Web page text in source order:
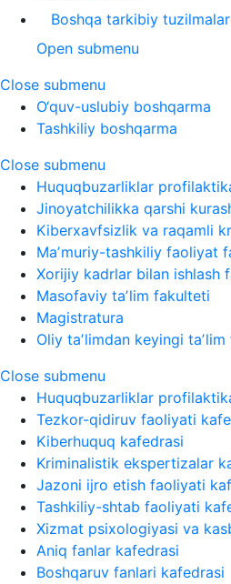
Boshqa tarkibiy tuzilmalar
Open submenu
Close submenu
O‘quv-uslubiy boshqarma
Tashkiliy boshqarma
Close submenu
Huquqbuzarliklar
Jinoyatchilikka qarshi
Kiberxavfsizlik va raqamli
Maʼmuriy-tashkiliy faoliyat
Xorijiy kadrlar bilan ishlash
Masofaviy taʼlim fakulteti
Magistratura
Oliy taʼlimdan keyingi
Close submenu
Huquqbuzarliklar
Tezkor-qidiruv faoliyati
Kiberhuquq kafedrasi
Kriminalistik ekspertizalar
Jazoni ijro etish faoliyati
Tashkiliy-shtab faoliyati
Xizmat psixologiyasi va
Aniq fanlar kafedrasi
Boshqaruv fanlari kafedrasi